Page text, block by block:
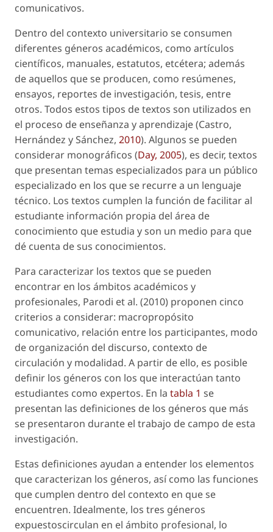
comunicativos.
Dentro del contexto universitario se consumen
diferentes géneros académicos, como artículos
científicos, manuales, estatutos, etcétera; además
de aquellos que se producen, como resúmenes,
ensayos, reportes de investigación, tesis, entre
otros. Todos estos tipos de textos son utilizados en
el proceso de enseñanza y aprendizaje (Castro,
Hernández y Sánchez, 2010). Algunos se pueden
considerar monográficos (Day, 2005), es decir, textos
que presentan temas especializados para un público
especializado en los que se recurre a un lenguaje
técnico. Los textos cumplen la función de facilitar al
estudiante información propia del área de
conocimiento que estudia y son un medio para que
dé cuenta de sus conocimientos.
Para caracterizar los textos que se pueden
encontrar en los ámbitos académicos y
profesionales, Parodi et al. (2010) proponen cinco
criterios a considerar: macropropósito
comunicativo, relación entre los participantes, modo
de organización del discurso, contexto de
circulación y modalidad. A partir de ello, es posible
definir los géneros con los que interactúan tanto
estudiantes como expertos. En la tabla 1 se
presentan las definiciones de los géneros que más
se presentaron durante el trabajo de campo de esta
investigación.
Estas definiciones ayudan a entender los elementos
que caracterizan los géneros, así como las funciones
que cumplen dentro del contexto en que se
encuentren. Idealmente, los tres géneros
expuestoscirculan en el ámbito profesional, lo